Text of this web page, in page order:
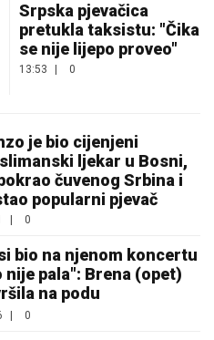
Srpska pjevačica
pretukla taksistu: "Čika
se nije lijepo proveo"
13:53 0
je bio cijenjeni
ljekar u Bosni,
čuvenog Srbina i
popularni pjevač
0
bio na njenom koncertu
nije pala": Brena (opet)
na podu
0